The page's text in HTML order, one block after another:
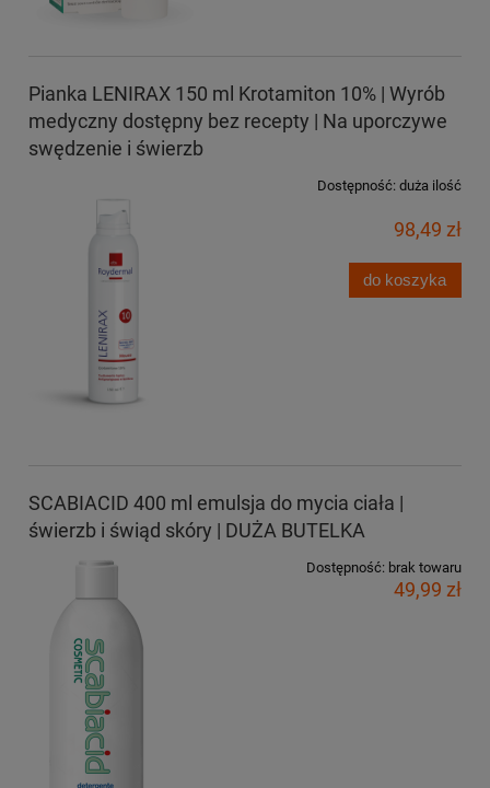
Pianka LENIRAX 150 ml Krotamiton 10% | Wyrób
medyczny dostępny bez recepty | Na uporczywe
swędzenie i świerzb
Dostępność: duża ilość
98,49 zł
do koszyka
SCABIACID 400 ml emulsja do mycia ciała |
świerzb i świąd skóry | DUŻA BUTELKA
Dostępność: brak towaru
49,99 zł